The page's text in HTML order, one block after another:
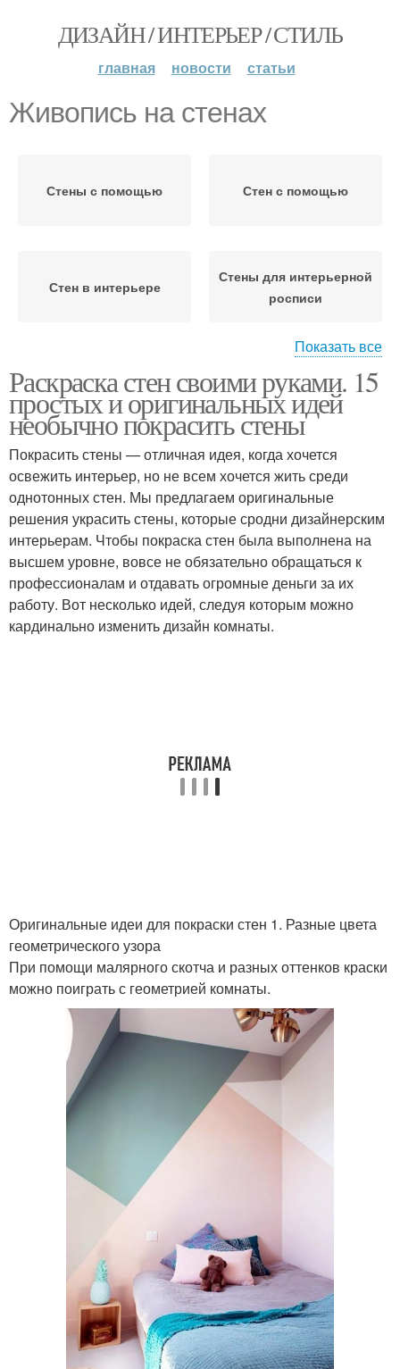
ДИЗАЙН / ИНТЕРЬЕР / СТИЛЬ
главная новости статьи
Живопись на стенах
Стены с помощью Стен с помощью
Стен в интерьере
Стены для интерьерной
росписи
Узоры на стенах Рисунки на стенах
Стен к раскраске Рисунки на стене
Стены под нанесение Рисунок на стене
Показать все
Раскраска стен своими руками. 15
простых и оригинальных идей
необычно покрасить стены
Покрасить стены — отличная идея, когда хочется
освежить интерьер, но не всем хочется жить среди
однотонных стен. Мы предлагаем оригинальные
решения украсить стены, которые сродни дизайнерским
интерьерам. Чтобы покраска стен была выполнена на
высшем уровне, вовсе не обязательно обращаться к
профессионалам и отдавать огромные деньги за их
работу. Вот несколько идей, следуя которым можно
кардинально изменить дизайн комнаты.
Оригинальные идеи для покраски стен 1. Разные цвета
геометрического узора
При помощи малярного скотча и разных оттенков краски
можно поиграть с геометрией комнаты.